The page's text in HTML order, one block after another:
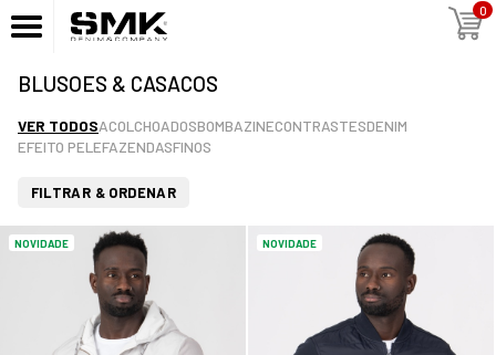
0
BLUSOES & CASACOS
VER TODOSACOLCHOADOSBOMBAZINECONTRASTESDENIM
EFEITO PELEFAZENDASFINOS
FILTRAR & ORDENAR
NOVIDADE NOVIDADE